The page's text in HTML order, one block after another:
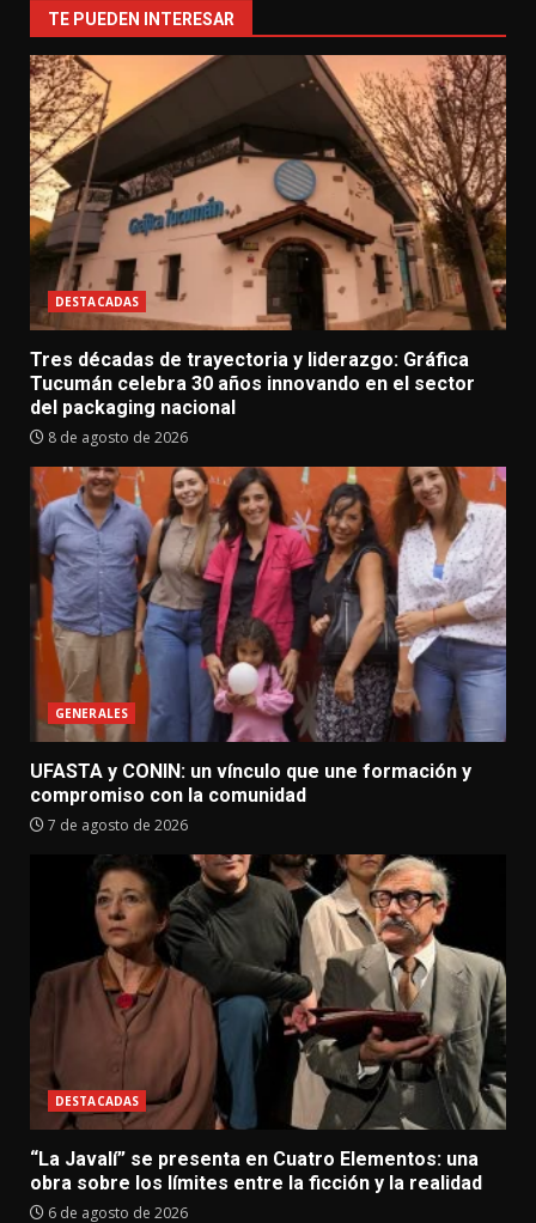
TE PUEDEN INTERESAR
DESTACADAS
Tres décadas de trayectoria y liderazgo: Gráfica
Tucumán celebra 30 años innovando en el sector
del packaging nacional
8 de agosto de 2026
GENERALES
UFASTA y CONIN: un vínculo que une formación y
compromiso con la comunidad
7 de agosto de 2026
DESTACADAS
“La Javalí” se presenta en Cuatro Elementos: una
obra sobre los límites entre la ficción y la realidad
6 de agosto de 2026